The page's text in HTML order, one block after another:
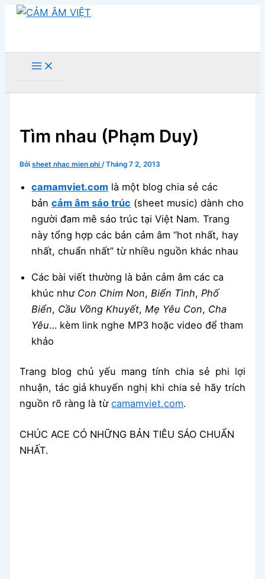
Nhảy
Tìm nhau (Phạm Duy)
Bởisheet nhac mien phi/Tháng 7 2, 2013
camamviet.com là một blog chia sẻ các
bảncảm âm sáo trúc (sheet music) dành cho
người đam mê sáo trúc tại Việt Nam. Trang
này tổng hợp các bản cảm âm “hot nhất, hay
nhất, chuẩn nhất” từ nhiều nguồn khác nhau
Các bài viết thường là bản cảm âm các ca
khúc như Con Chim Non, Biển Tình, Phố
Biển, Cầu Vồng Khuyết, Mẹ Yêu Con, Cha
Yêu… kèm link nghe MP3 hoặc video để tham
khảo
Trang blog chủ yếu mang tính chia sẻ phi lợi
nhuận, tác giả khuyến nghị khi chia sẻ hãy trích
nguồn rõ ràng là từcamamviet.com.
CHÚC ACE CÓ NHỮNG BẢN TIÊU SÁO CHUẨN
NHẤT.